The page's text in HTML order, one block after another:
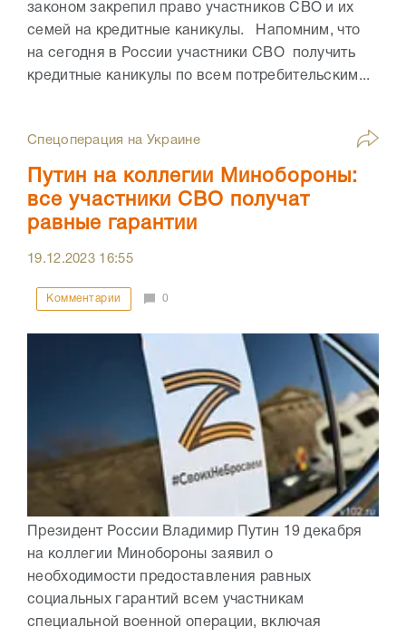
законом закрепил право участников СВО и их
семей на кредитные каникулы. Напомним, что
на сегодня в России участники СВО получить
кредитные каникулы по всем потребительским...
Спецоперация на Украине
Путин на коллегии Минобороны:
все участники СВО получат
равные гарантии
19.12.2023 16:55
Комментарии 0
Президент России Владимир Путин 19 декабря
на коллегии Минобороны заявил о
необходимости предоставления равных
социальных гарантий всем участникам
специальной военной операции, включая